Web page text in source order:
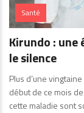
Santé
Kirundo : une
le silence
Plus d’une
début de ce mois
cette maladie sont